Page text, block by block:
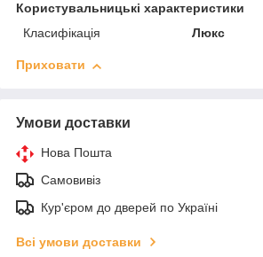
Користувальницькі характеристики
Класифікація
Люкс
Приховати
Умови доставки
Нова Пошта
Самовивіз
Кур'єром до дверей по Україні
Всі умови доставки